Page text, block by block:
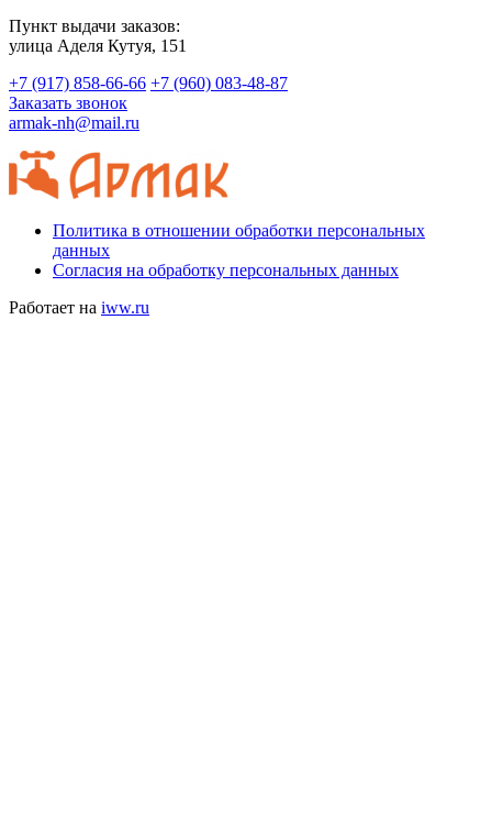
Пункт выдачи заказов:
​улица Аделя Кутуя, 151
+7 (917) 858-66-66 +7 (960) 083-48-87
Заказать звонок
armak-nh@mail.ru
Политика в отношении обработки персональных
данных
Согласия на обработку персональных данных
Работает на iww.ru